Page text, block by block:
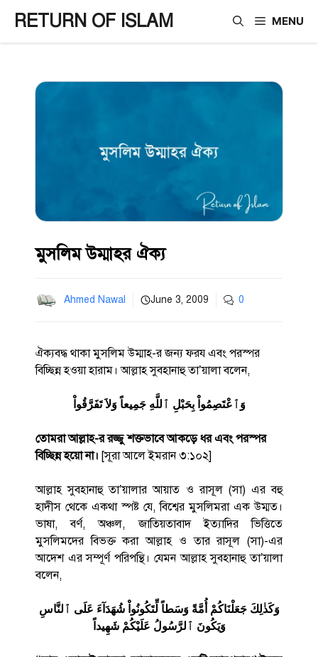
content
RETURN OF ISLAM MENU
মুসলিম উম্মাহর ঐক্য
Ahmed Nawal June 3, 2009 0
ঐক্যবদ্ধ থাকা মুসলিম উম্মাহ-র জন্য ফরয এবং পরস্পর
বিচ্ছিন্ন হওয়া হারাম। আল্লাহ সুবহানাহু তা’য়ালা বলেন,
وَٱعْتَصِمُواْ بِحَبْلِ ٱللَّهِ جَمِيعاً وَلاَ تَفَرَّقُواْ
তোমরা আল্লাহ-র রজ্জু শক্তভাবে আকড়ে ধর এবং পরস্পর
বিচ্ছিন্ন হয়ো না। [সূরা আলে ইমরান ৩:১০২]
আল্লাহ সুবহানাহু তা’য়ালার আয়াত ও রাসূল (সা) এর বহু
হাদীস থেকে একথা স্পষ্ট যে, বিশ্বের মুসলিমরা এক উম্মত।
ভাষা, বর্ণ, অঞ্চল, জাতিয়তাবাদ ইত্যাদির ভিত্তিতে
মুসলিমদের বিভক্ত করা আল্লাহ ও তার রাসূল (সা)-এর
আদেশ এর সম্পূর্ণ পরিপন্থি। যেমন আল্লাহ সুবহানাহু তা’য়ালা
বলেন,
وَكَذٰلِكَ جَعَلْنَاكُمْ أُمَّةً وَسَطاً لِّتَكُونُواْ شُهَدَآءَ عَلَى ٱلنَّاسِ
وَيَكُونَ ٱلرَّسُولُ عَلَيْكُمْ شَهِيداً